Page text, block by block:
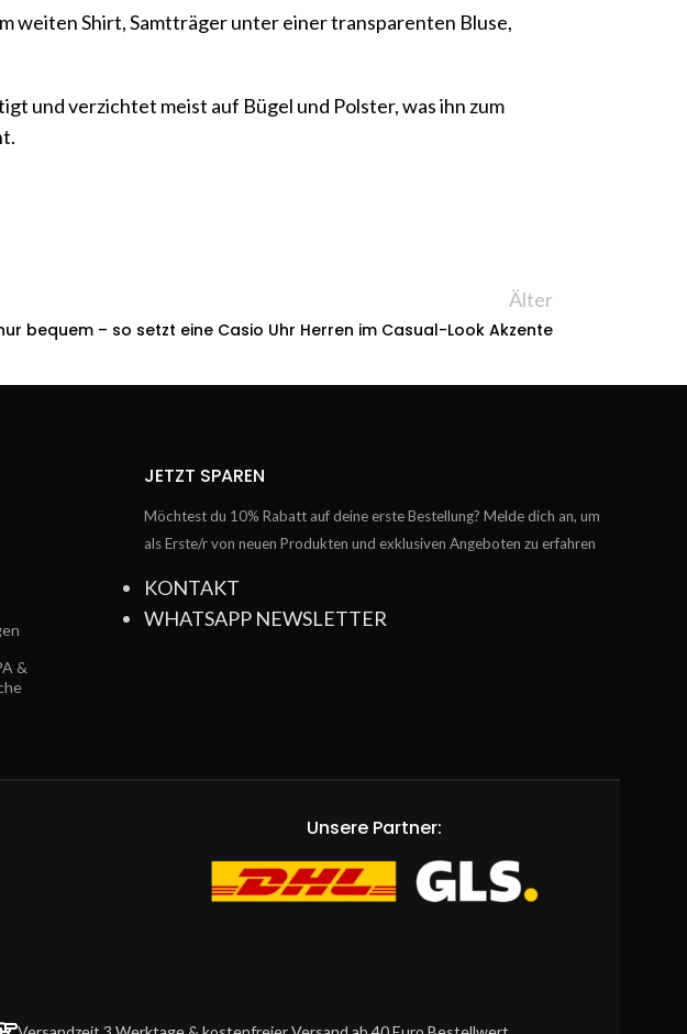
weiten Shirt, Samtträger unter einer transparenten Bluse,
und verzichtet meist auf Bügel und Polster, was ihn zum
Älter
bequem – so setzt eine Casio Uhr Herren im Casual-Look Akzente
&
JETZT SPAREN
Möchtest du 10% Rabatt auf deine erste Bestellung? Melde dich an, um
als Erste/r von neuen Produkten und exklusiven Angeboten zu erfahren
KONTAKT
WHATSAPP NEWSLETTER
Unsere Partner: